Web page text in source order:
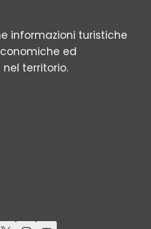
informazioni turistiche
ed
territorio.